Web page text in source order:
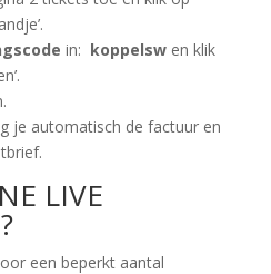
in: koppelswen klik
je automatisch de factuur en
LIVE
een beperkt aantal